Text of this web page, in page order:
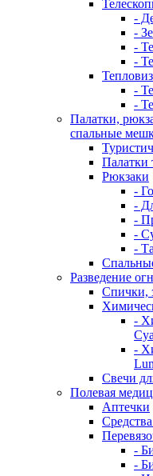
-
-
-
-
-
-
Палатки,
спальные
Палатки
Рюкзаки
-
-
-
-
-
Разведение
Спички,
-
-
Свечи
Полевая
Аптечки
-
-